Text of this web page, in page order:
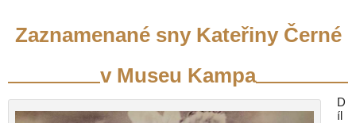
Zaznamenané sny Kateřiny Černé
v Museu Kampa
D
íl